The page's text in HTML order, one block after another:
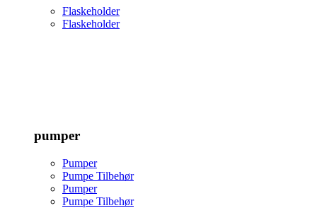
Flaskeholder
Flaskeholder
pumper
Pumper
Pumpe Tilbehør
Pumper
Pumpe Tilbehør